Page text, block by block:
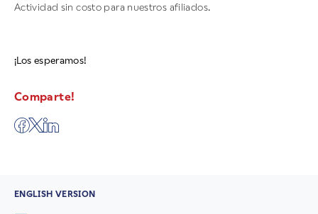
Actividad sin costo para nuestros afiliados.
¡Los esperamos!
Comparte!
ENGLISH VERSION